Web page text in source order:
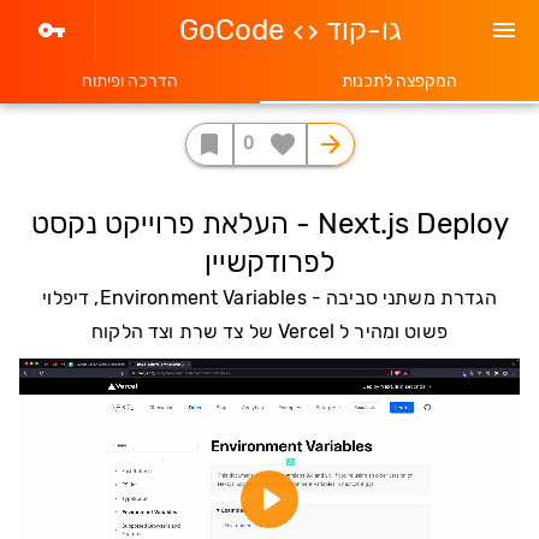
גו-קוד GoCode
המקפצה לתכנות הדרכה ופיתוח
0
Next.js Deploy - העלאת פרוייקט נקסט
לפרודקשיין
הגדרת משתני סביבה - Environment Variables, דיפלוי
פשוט ומהיר ל Vercel של צד שרת וצד הלקוח
Play